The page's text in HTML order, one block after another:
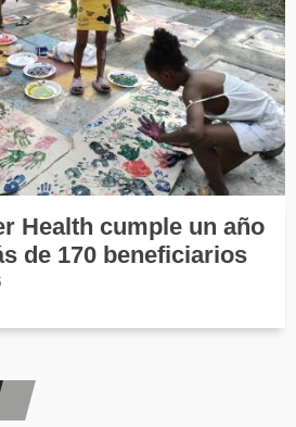
Health cumple un año
de 170 beneficiarios